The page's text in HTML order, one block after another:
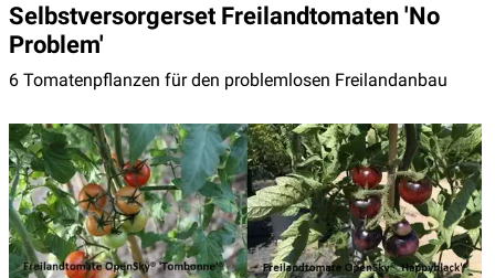
Selbstversorgerset Freilandtomaten 'No
Problem'
6 Tomatenpflanzen für den problemlosen Freilandanbau